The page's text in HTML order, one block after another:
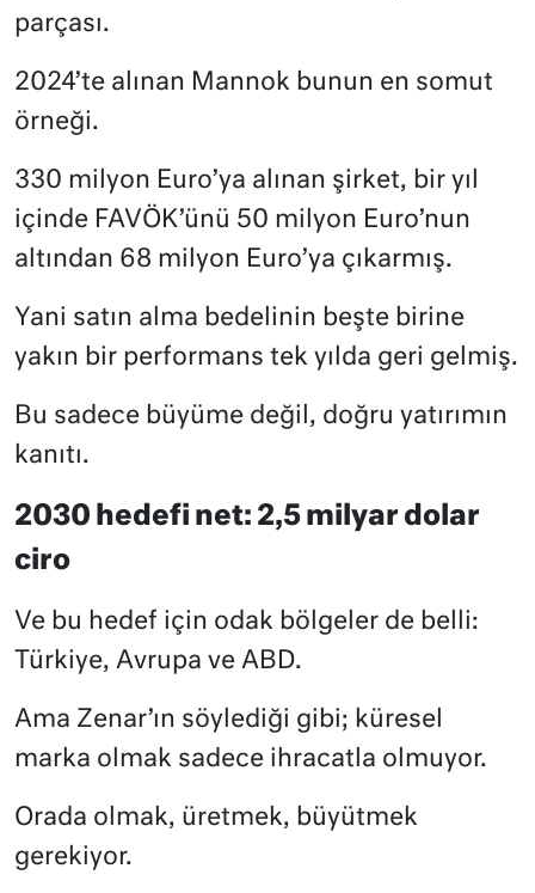
parçası.
2024’te alınan Mannok bunun en somut
örneği.
330 milyon Euro’ya alınan şirket, bir yıl
içinde FAVÖK’ünü 50 milyon Euro’nun
altından 68 milyon Euro’ya çıkarmış.
Yani satın alma bedelinin beşte birine
yakın bir performans tek yılda geri gelmiş.
Bu sadece büyüme değil, doğru yatırımın
kanıtı.
2030 hedefi net: 2,5 milyar dolar
ciro
Ve bu hedef için odak bölgeler de belli:
Türkiye, Avrupa ve ABD.
Ama Zenar’ın söylediği gibi; küresel
marka olmak sadece ihracatla olmuyor.
Orada olmak, üretmek, büyütmek
gerekiyor.